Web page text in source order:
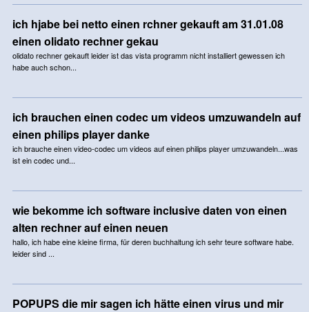
ich hjabe bei netto einen rchner gekauft am 31.01.08
einen olidato rechner gekau
olidato rechner gekauft leider ist das vista programm nicht installiert gewessen ich
habe auch schon...
ich brauchen einen codec um videos umzuwandeln auf
einen philips player danke
ich brauche einen video-codec um videos auf einen philips player umzuwandeln...was
ist ein codec und...
wie bekomme ich software inclusive daten von einen
alten rechner auf einen neuen
hallo, ich habe eine kleine firma, für deren buchhaltung ich sehr teure software habe.
leider sind ...
POPUPS die mir sagen ich hätte einen virus und mir